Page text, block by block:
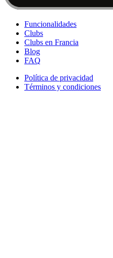
Funcionalidades
Clubs
Clubs en Francia
Blog
FAQ
Política de privacidad
Términos y condiciones